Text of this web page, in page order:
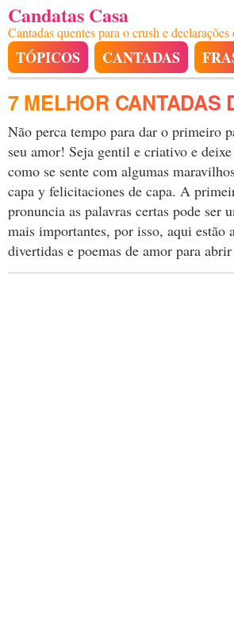
Candatas Casa
Cantadas quentes para o crush e declarações
TÓPICOS CANTADAS
7 MELHOR CANTADAS
Não perca tempo para dar o primeiro
seu amor! Seja gentil e criativo e
como se sente com algumas
capa y felicitaciones de capa. A
pronuncia as palavras certas pode ser
mais importantes, por isso, aqui estão
divertidas e poemas de amor para